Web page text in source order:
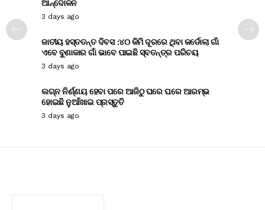
ଆନ୍ଦୋଳନ
3 days ago
ଜାତୀୟ ହସ୍ତତନ୍ତ ଦିବସ :୪୦ କିମି ଦୂରରେ ଥିବା କର୍ଡୋଲା ଗାଁ
ଏବେ ବୁଣାକାର ଗାଁ ଭାବେ ପାଇଛି ସ୍ବତନ୍ତ୍ର ପରିଚୟ
3 days ago
ଲଗ୍ନ ନିର୍ଣ୍ଣୟ ହେବା ପରେ ଆଜିଠୁ ଘରେ ଘରେ ଆରମ୍ଭ
ହୋଇଛି ନୁଆଁଖାଇ ପ୍ରସ୍ତୁତି
3 days ago